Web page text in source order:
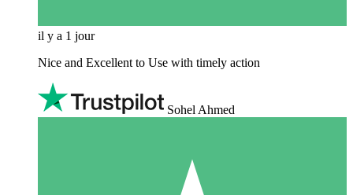
il y a 1 jour
Nice and Excellent to Use with timely action
Sohel Ahmed